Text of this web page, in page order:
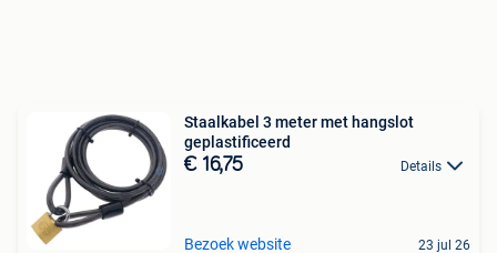
Staalkabel 3 meter met hangslot
geplastificeerd
€ 16,75 Details
Bezoek website 23 jul 26